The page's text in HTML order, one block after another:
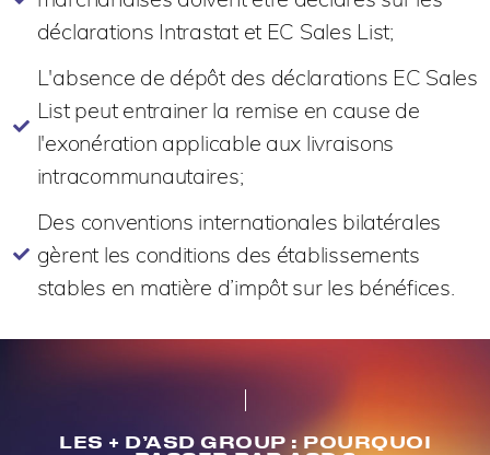
déclarations Intrastat et EC Sales List;
L'absence de dépôt des déclarations EC Sales
List peut entrainer la remise en cause de
l'exonération applicable aux livraisons
intracommunautaires;
Des conventions internationales bilatérales
gèrent les conditions des établissements
stables en matière d’impôt sur les bénéfices.
LES + D’ASD GROUP : POURQUOI